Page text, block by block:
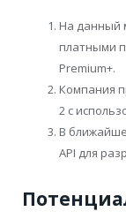
На данный
платными
Premium+.
Компания
2 с
В
API для